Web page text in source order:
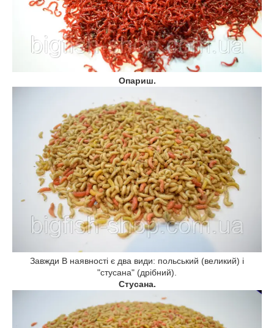
Опариш.
Завжди В наявності є два види: польський (великий) і
"стусана" (дрібний).
Стусана.